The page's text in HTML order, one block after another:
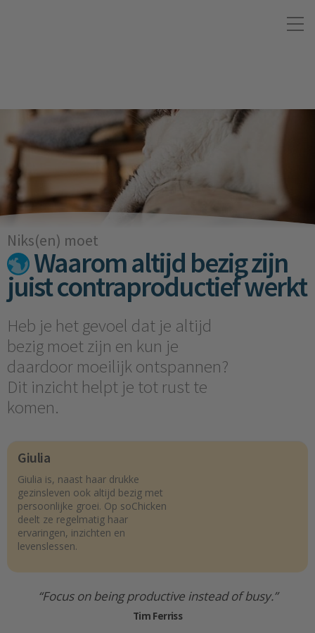
Niks(en) moet
Waarom altijd bezig zijn
juist contraproductief werkt
Heb je het gevoel dat je altijd
bezig moet zijn en kun je
daardoor moeilijk ontspannen?
Dit inzicht helpt je tot rust te
komen.
Giulia
Giulia is, naast haar drukke
gezinsleven ook altijd bezig met
persoonlijke groei. Op soChicken
deelt ze regelmatig haar
ervaringen, inzichten en
levenslessen.
“Focus on being productive instead of busy.”
Tim Ferriss